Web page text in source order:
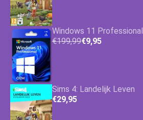
Windows 11 Professional
€199,99€9,95
Sims 4: Landelijk Leven
€29,95